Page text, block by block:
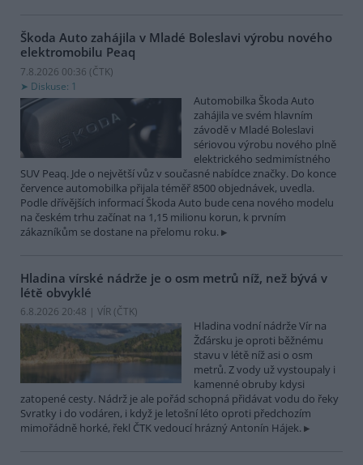
Škoda Auto zahájila v Mladé Boleslavi výrobu nového
elektromobilu Peaq
7.8.2026 00:36 (ČTK)
Diskuse: 1
Automobilka Škoda Auto
zahájila ve svém hlavním
závodě v Mladé Boleslavi
sériovou výrobu nového plně
elektrického sedmimístného
SUV Peaq. Jde o největší vůz v současné nabídce značky. Do konce
července automobilka přijala téměř 8500 objednávek, uvedla.
Podle dřívějších informací Škoda Auto bude cena nového modelu
na českém trhu začínat na 1,15 milionu korun, k prvním
zákazníkům se dostane na přelomu roku.
Hladina vírské nádrže je o osm metrů níž, než bývá v
létě obvyklé
6.8.2026 20:48 | VÍR (ČTK)
Hladina vodní nádrže Vír na
Žďársku je oproti běžnému
stavu v létě níž asi o osm
metrů. Z vody už vystoupaly i
kamenné obruby kdysi
zatopené cesty. Nádrž je ale pořád schopná přidávat vodu do řeky
Svratky i do vodáren, i když je letošní léto oproti předchozím
mimořádně horké, řekl ČTK vedoucí hrázný Antonín Hájek.